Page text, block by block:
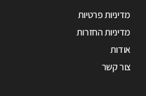
מדיניות פרטיות
מדיניות החזרות
אודות
צור קשר